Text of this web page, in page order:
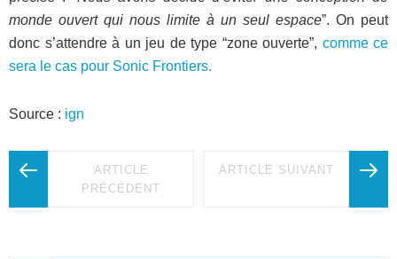
monde ouvert qui nous limite à un seul espace”. On peut
donc s’attendre à un jeu de type “zone ouverte”, comme ce
sera le cas pour Sonic Frontiers.
Source : ign
ARTICLE
PRÉCÉDENT
ARTICLE SUIVANT